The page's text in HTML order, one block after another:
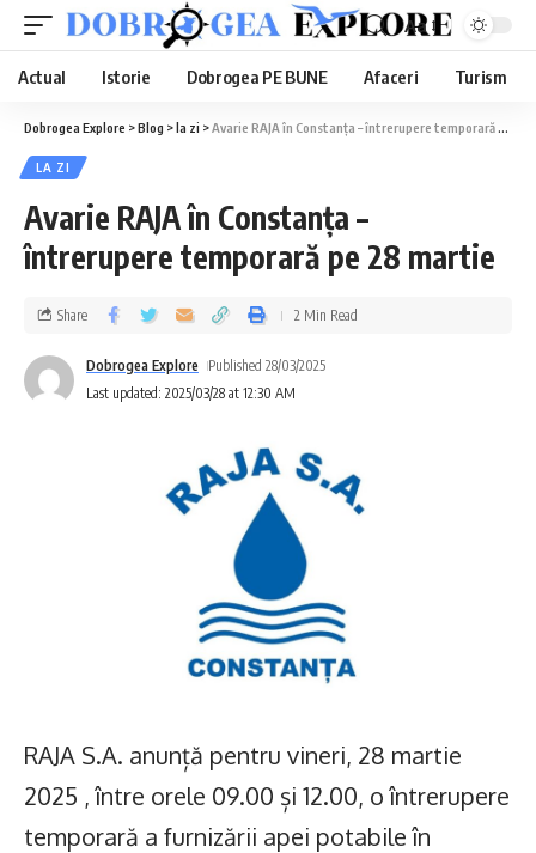
Aa
Actual Istorie Dobrogea PE BUNE Afaceri Turism
Dobrogea Explore >Blog >la zi >Avarie RAJA în Constanța – întrerupere temporară pe 28 martie
LA ZI
Avarie RAJA în Constanța –
întrerupere temporară pe 28 martie
Last updated: 2025/03/28 at 12:30 AM
Dobrogea Explore Published 28/03/2025
Share 2 Min Read
RAJA S.A. anunță pentru vineri, 28 martie
2025 , între orele 09.00 și 12.00, o întrerupere
temporară a furnizării apei potabile în